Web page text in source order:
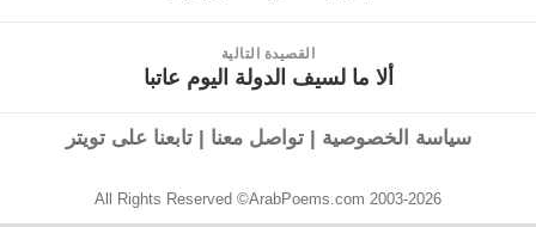
القصيدة التالية
ألا ما لسيف الدولة اليوم عاتبا
سياسة الخصوصية |تواصل معنا |تابعنا على تويتر
All Rights Reserved ©ArabPoems.com 2003-2026